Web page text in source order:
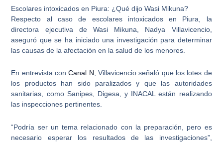
Escolares intoxicados en Piura: ¿Qué dijo Wasi Mikuna?
Respecto al caso de escolares intoxicados en Piura , la
directora ejecutiva de Wasi Mikuna, Nadya Villavicencio,
aseguró que se ha iniciado una investigación para determinar
las causas de la afectación en la salud de los menores.
En entrevista conCanal N, Villavicencio señaló que los lotes de
los productos han sido paralizados y que las autoridades
sanitarias, como Sanipes, Digesa, y INACAL están realizando
las inspecciones pertinentes.
“Podría ser un tema relacionado con la preparación, pero es
necesario esperar los resultados de las investigaciones”,